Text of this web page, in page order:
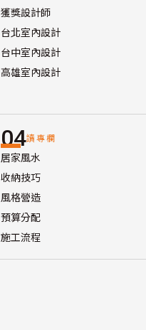
獲獎設計師
台北室內設計
台中室內設計
高雄室內設計
04讀專欄
居家風水
收納技巧
風格營造
預算分配
施工流程